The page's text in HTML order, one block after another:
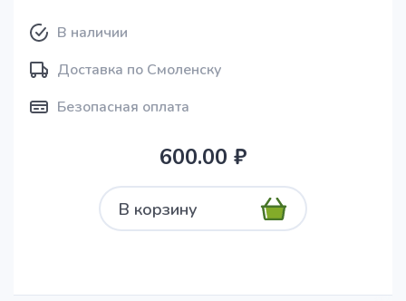
В наличии
Доставка по Смоленску
Безопасная оплата
600.00 ₽
В корзину